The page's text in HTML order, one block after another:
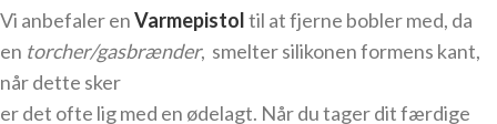
Vi anbefaler enVarmepistoltil at fjerne bobler med, da
en torcher/gasbrænder, smelter silikonen formens kant,
når dette sker
er det ofte lig med en ødelagt. Når du tager dit færdige